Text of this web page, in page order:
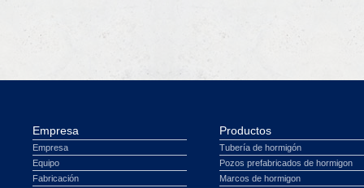
Empresa
Empresa
Equipo
Fabricación
Productos
Tubería de hormigón
Pozos prefabricados de hormigon
Marcos de hormigon